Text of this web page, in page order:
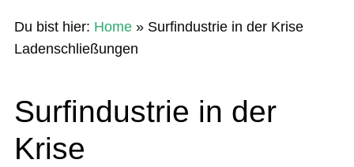
SUP-Events
Ratgeber
Du bist hier: Home» Surfindustrie in der Krise
Ladenschließungen
Surfindustrie in der
Krise